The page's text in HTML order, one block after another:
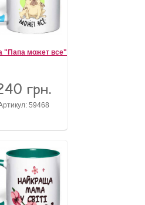
"Папа может все"
грн.
59468